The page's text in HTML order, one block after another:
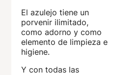
El azulejo tiene un
porvenir ilimitado,
como adorno y como
elemento de limpieza e
higiene.
Y con todas las